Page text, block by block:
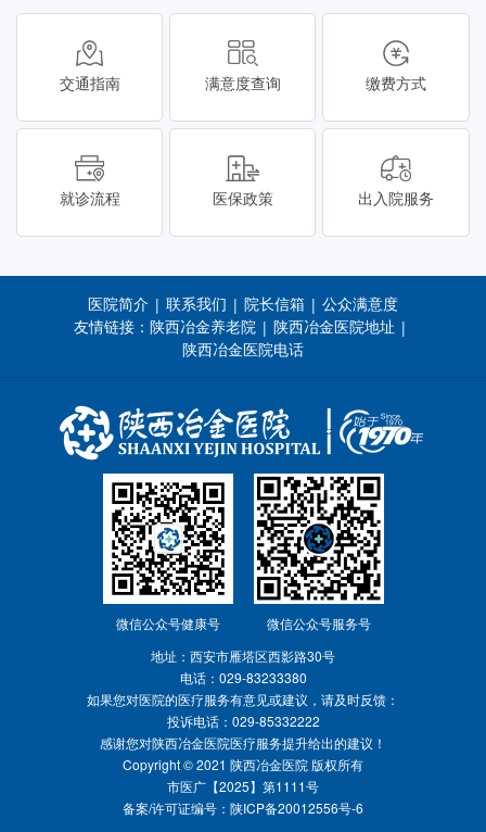
交通指南 满意度查询 缴费方式
就诊流程 医保政策 出入院服务
医院简介 | 联系我们 | 院长信箱 | 公众满意度
友情链接： 陕西冶金养老院 | 陕西冶金医院地址 |
陕西冶金医院电话
微信公众号健康号
微信公众号服务号
地址：西安市雁塔区西影路30号
电话： 029-83233380
如果您对医院的医疗服务有意见或建议，请及时反馈：
投诉电话：029-85332222
感谢您对陕西冶金医院医疗服务提升给出的建议！
Copyright © 2021 陕西冶金医院 版权所有
市医广【2025】第1111号
备案/许可证编号： 陕ICP备20012556号-6